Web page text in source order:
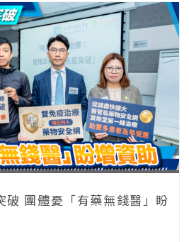
破 團體憂「有藥無錢醫」盼